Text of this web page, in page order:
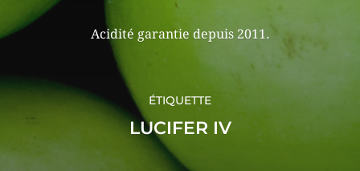
Acidité garantie depuis 2011.
ÉTIQUETTE
LUCIFER IV